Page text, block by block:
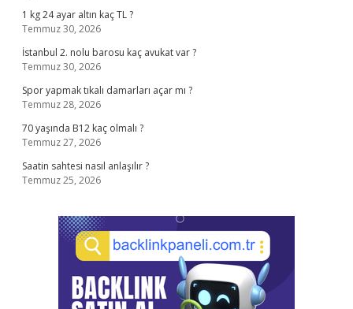
1 kg 24 ayar altın kaç TL ?
Temmuz 30, 2026
İstanbul 2. nolu barosu kaç avukat var ?
Temmuz 30, 2026
Spor yapmak tıkalı damarları açar mı ?
Temmuz 28, 2026
70 yaşında B12 kaç olmalı ?
Temmuz 27, 2026
Saatin sahtesi nasıl anlaşılır ?
Temmuz 25, 2026